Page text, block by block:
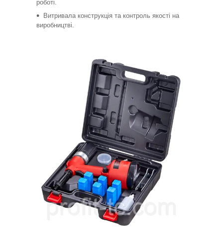
роботі.
Витривала конструкція та контроль якості на
виробництві.